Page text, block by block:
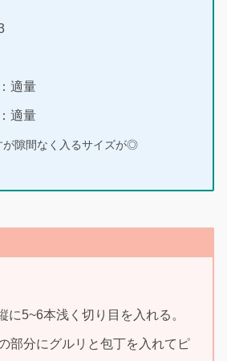
適量
適量
が隙間なく入るサイズが◎
に5~6本浅く切り目を入れる。
部分にグルリと包丁を入れてピ